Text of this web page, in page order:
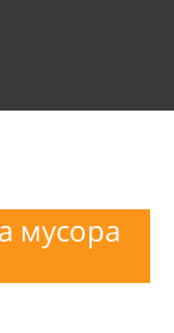
мусора